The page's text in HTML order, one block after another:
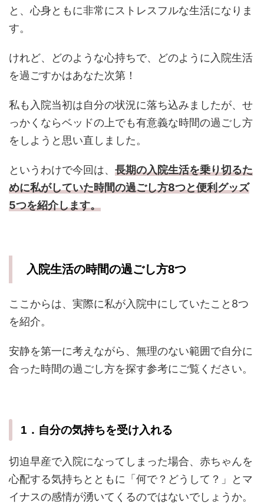
と、心身ともに非常にストレスフルな生活になりま
す。
けれど、どのような心持ちで、どのように入院生活
を過ごすかはあなた次第！
私も入院当初は自分の状況に落ち込みましたが、せ
っかくならベッドの上でも有意義な時間の過ごし方
をしようと思い直しました。
というわけで今回は、 長期の入院生活を乗り切るた
めに私がしていた時間の過ごし方8つと便利グッズ
5つを紹介します。
入院生活の時間の過ごし方8つ
ここからは、実際に私が入院中にしていたこと8つ
を紹介。
安静を第一に考えながら、無理のない範囲で自分に
合った時間の過ごし方を探す参考にご覧ください。
1．自分の気持ちを受け入れる
切迫早産で入院になってしまった場合、赤ちゃんを
心配する気持ちとともに「何で？どうして？」とマ
イナスの感情が湧いてくるのではないでしょうか。